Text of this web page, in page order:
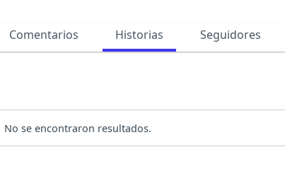
Comentarios Historias Seguidores
No se encontraron resultados.